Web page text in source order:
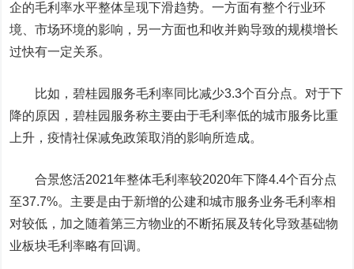
企的毛利率水平整体呈现下滑趋势。一方面有整个行业环
境、市场环境的影响，另一方面也和收并购导致的规模增长
过快有一定关系。
比如，碧桂园服务毛利率同比减少3.3个百分点。对于下
降的原因，碧桂园服务称主要由于毛利率低的城市服务比重
上升，疫情社保减免政策取消的影响所造成。
合景悠活2021年整体毛利率较2020年下降4.4个百分点
至37.7%。主要是由于新增的公建和城市服务业务毛利率相
对较低，加之随着第三方物业的不断拓展及转化导致基础物
业板块毛利率略有回调。